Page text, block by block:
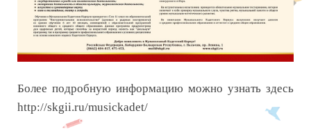
Более подробную информацию можно узнать здесь
http://skgii.ru/musickadet/